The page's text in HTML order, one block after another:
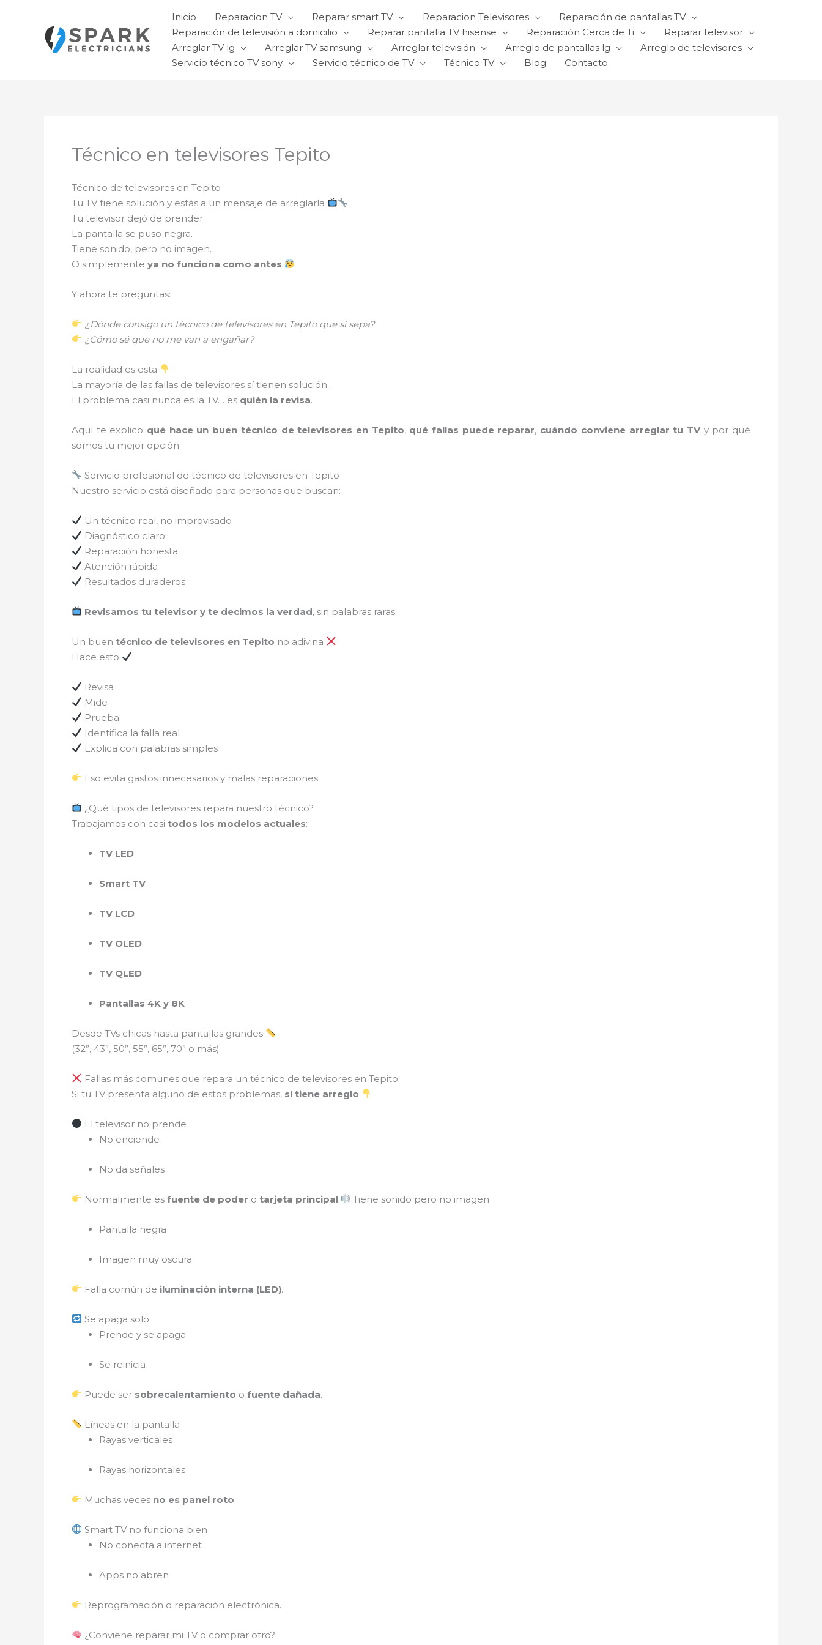
contenido
Inicio Reparacion TV Reparar smart TV Reparacion Televisores
Reparación de pantallas TV
Reparación de televisión a domicilio
Reparar pantalla TV hisense Reparación Cerca de Ti
Reparar televisor
Arreglar TV lg
Arreglar TV samsung Arreglar televisión Arreglo de pantallas lg
Arreglo de televisores
Servicio técnico TV sony
Servicio técnico de TV Técnico TV Blog Contacto
Técnico en televisores Tepito
Técnico de televisores en Tepito
Tu TV tiene solución y estás a un mensaje de arreglarla
Tu televisor dejó de prender.
La pantalla se puso negra.
Tiene sonido, pero no imagen.
O simplemente ya no funciona como antes
Y ahora te preguntas:
¿Dónde consigo un técnico de televisores en Tepito que sí sepa?
¿Cómo sé que no me van a engañar?
La realidad es esta
La mayoría de las fallas de televisores sí tienen solución.
El problema casi nunca es la TV… es quién la revisa.
Aquí te explico qué hace un buen técnico de televisores en Tepito, qué fallas puede reparar, cuándo conviene arreglar tu TVy por qué
somos tu mejor opción.
Servicio profesional de técnico de televisores en Tepito
Nuestro servicio está diseñado para personas que buscan:
Un técnico real, no improvisado
Diagnóstico claro
Reparación honesta
Atención rápida
Resultados duraderos
Revisamos tu televisor y te decimos la verdad, sin palabras raras.
Un buen técnico de televisores en Tepito no adivina
Hace esto
:
Revisa
Mide
Prueba
Identifica la falla real
Explica con palabras simples
Eso evita gastos innecesarios y malas reparaciones.
¿Qué tipos de televisores repara nuestro técnico?
Trabajamos con casi todos los modelos actuales:
TV LED
Smart TV
TV LCD
TV OLED
TV QLED
Pantallas 4K y 8K
Desde TVs chicas hasta pantallas grandes
(32”, 43”, 50”, 55”, 65”, 70” o más)
Fallas más comunes que repara un técnico de televisores en Tepito
Si tu TV presenta alguno de estos problemas, sí tiene arreglo
El televisor no prende
No enciende
No da señales
Normalmente esfuente de poder otarjeta principal. Tiene sonido pero no imagen
Pantalla negra
Imagen muy oscura
Falla común de iluminación interna (LED).
Se apaga solo
Prende y se apaga
Se reinicia
Puede ser sobrecalentamiento ofuente dañada.
Líneas en la pantalla
Rayas verticales
Rayas horizontales
Muchas veces no es panel roto.
Smart TV no funciona bien
No conecta a internet
Apps no abren
Reprogramación o reparación electrónica.
¿Conviene reparar mi TV o comprar otro?